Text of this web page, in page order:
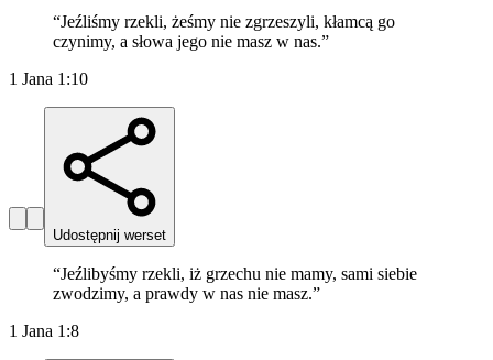
“Jeźliśmy rzekli, żeśmy nie zgrzeszyli, kłamcą go
czynimy, a słowa jego nie masz w nas.”
1 Jana 1:10
Udostępnij werset
“Jeźlibyśmy rzekli, iż grzechu nie mamy, sami siebie
zwodzimy, a prawdy w nas nie masz.”
1 Jana 1:8